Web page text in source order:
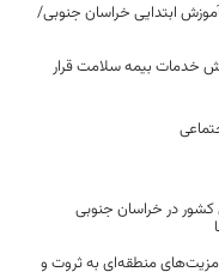
ابتدایی خراسان جنوبی/
خدمات بیمه سلامت قرار
کشور در خراسان جنوبی
منطقه‌ای به ثروت و